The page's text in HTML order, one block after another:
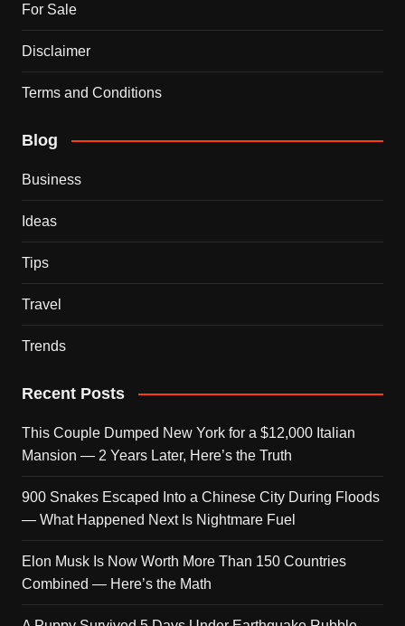
For Sale
Disclaimer
Terms and Conditions
Blog
Business
Ideas
Tips
Travel
Trends
Recent Posts
This Couple Dumped New York for a $12,000 Italian
Mansion — 2 Years Later, Here’s the Truth
900 Snakes Escaped Into a Chinese City During Floods
— What Happened Next Is Nightmare Fuel
Elon Musk Is Now Worth More Than 150 Countries
Combined — Here’s the Math